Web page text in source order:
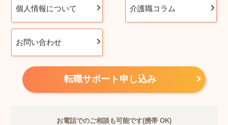
個人情報について 介護職コラム
お問い合わせ
転職サポート申し込み
お電話でのご相談も可能です(携帯 OK)